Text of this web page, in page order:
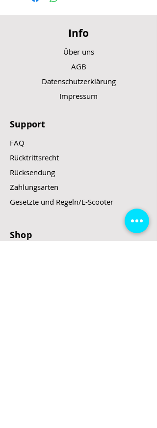
Info
Über uns
AGB
Datenschutzerklärung
Impressum
Support
FAQ
Rücktrittsrecht
Rücksendung
Zahlungsarten
Gesetzte und Regeln/E-Scooter
Shop